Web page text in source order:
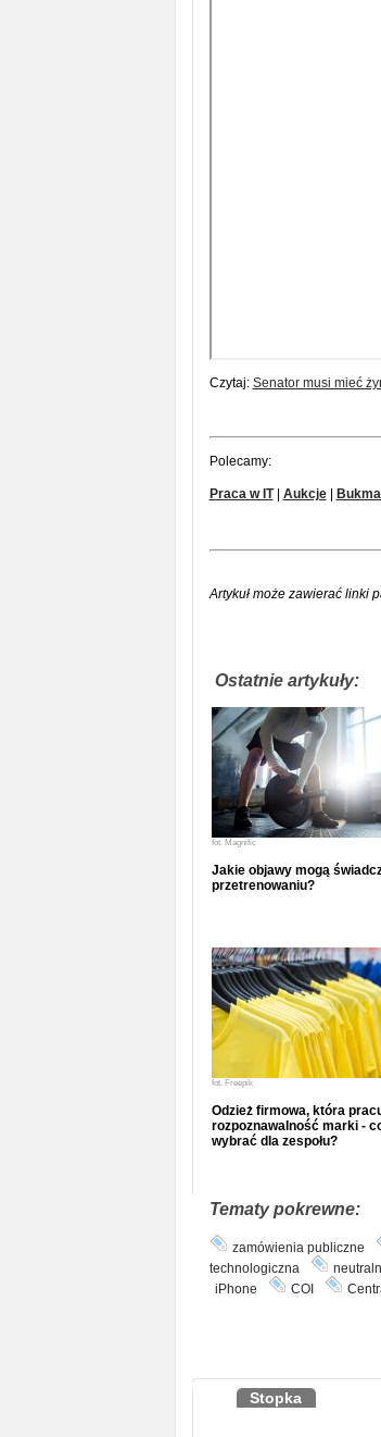
Czytaj: Senator musi mieć
Polecamy:
Praca w IT| Aukcje|
Artykuł może zawierać linki
Ostatnie artykuły:
fot. Magnific
Jakie objawy mogą
przetrenowaniu?
fot. Freepik
Odzież firmowa, która
rozpoznawalność marki -
wybrać dla zespołu?
Tematy pokrewne:
zamówienia publiczne
technologiczna
iPhone
COI
Stopka